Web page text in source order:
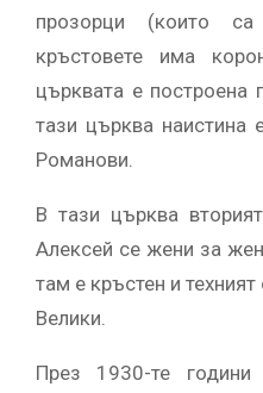
прозорци (които
кръстовете има
църквата е
тази църква
Романови.
В тази църква
Алексей се жени за
там е кръстен и
Велики.
През 1930-те години